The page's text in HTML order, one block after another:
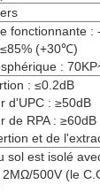
fonctionnante
(+30℃)
:
: ≤0.2dB
d'UPC : ≥50dB
de RPA : ≥60dB
et de
sol est isolé
500V (le